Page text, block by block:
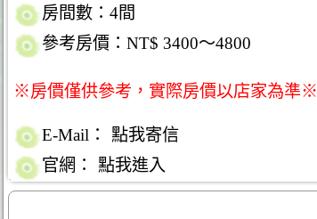
房間數：4間
參考房價：NT$ 3400～4800
※房價僅供參考，實際房價以店家為準※
E-Mail：
點我寄信
官網：
點我進入